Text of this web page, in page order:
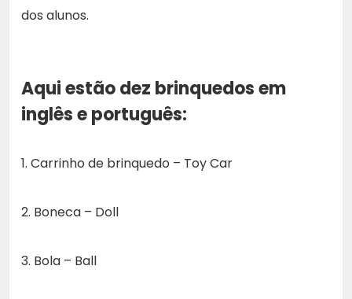
dos alunos.
Aqui estão dez brinquedos em
inglês e português:
1. Carrinho de brinquedo – Toy Car
2. Boneca – Doll
3. Bola – Ball